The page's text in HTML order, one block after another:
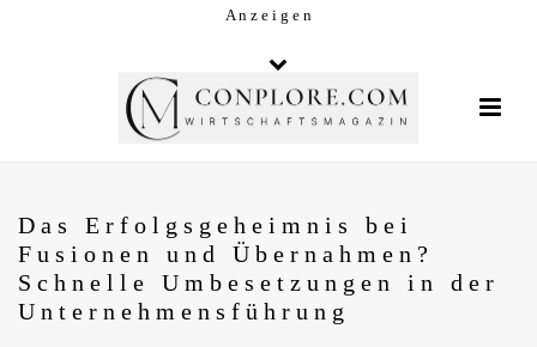
A n z e i g e n
Das Erfolgsgeheimnis bei
Fusionen und Übernahmen?
Schnelle Umbesetzungen in der
Unternehmensführung